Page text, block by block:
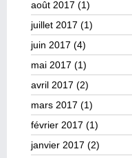
août 2017 (1)
juillet 2017 (1)
juin 2017 (4)
mai 2017 (1)
avril 2017 (2)
mars 2017 (1)
février 2017 (1)
janvier 2017 (2)